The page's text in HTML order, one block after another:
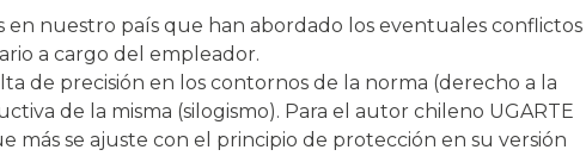
en nuestro país que han abordado los eventuales conflictos
a cargo del empleador.
de precisión en los contornos de la norma (derecho a la
de la misma (silogismo). Para el autor chileno UGARTE
más se ajuste con el principio de protección en su versión